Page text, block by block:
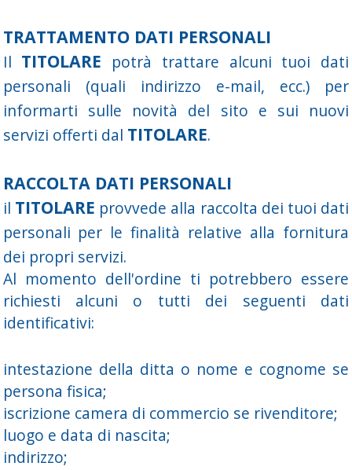
TRATTAMENTO DATI PERSONALI
Il TITOLARE potrà trattare alcuni tuoi dati
personali (quali indirizzo e-mail, ecc.) per
informarti sulle novità del sito e sui nuovi
servizi offerti dal TITOLARE.
RACCOLTA DATI PERSONALI
il TITOLARE provvede alla raccolta dei tuoi dati
personali per le finalità relative alla fornitura
dei propri servizi.
Al momento dell'ordine ti potrebbero essere
richiesti alcuni o tutti dei seguenti dati
identificativi:
intestazione della ditta o nome e cognome se
persona fisica;
iscrizione camera di commercio se rivenditore;
luogo e data di nascita;
indirizzo;